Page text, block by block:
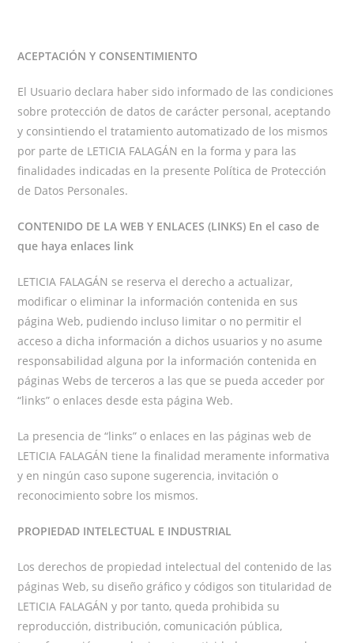
ACEPTACIÓN Y CONSENTIMIENTO
El Usuario declara haber sido informado de las condiciones
sobre protección de datos de carácter personal, aceptando
y consintiendo el tratamiento automatizado de los mismos
por parte de LETICIA FALAGÁN en la forma y para las
finalidades indicadas en la presente Política de Protección
de Datos Personales.
CONTENIDO DE LA WEB Y ENLACES (LINKS) En el caso de
que haya enlaces link
LETICIA FALAGÁN se reserva el derecho a actualizar,
modificar o eliminar la información contenida en sus
página Web, pudiendo incluso limitar o no permitir el
acceso a dicha información a dichos usuarios y no asume
responsabilidad alguna por la información contenida en
páginas Webs de terceros a las que se pueda acceder por
“links” o enlaces desde esta página Web.
La presencia de “links” o enlaces en las páginas web de
LETICIA FALAGÁN tiene la finalidad meramente informativa
y en ningún caso supone sugerencia, invitación o
reconocimiento sobre los mismos.
PROPIEDAD INTELECTUAL E INDUSTRIAL
Los derechos de propiedad intelectual del contenido de las
páginas Web, su diseño gráfico y códigos son titularidad de
LETICIA FALAGÁN y por tanto, queda prohibida su
reproducción, distribución, comunicación pública,